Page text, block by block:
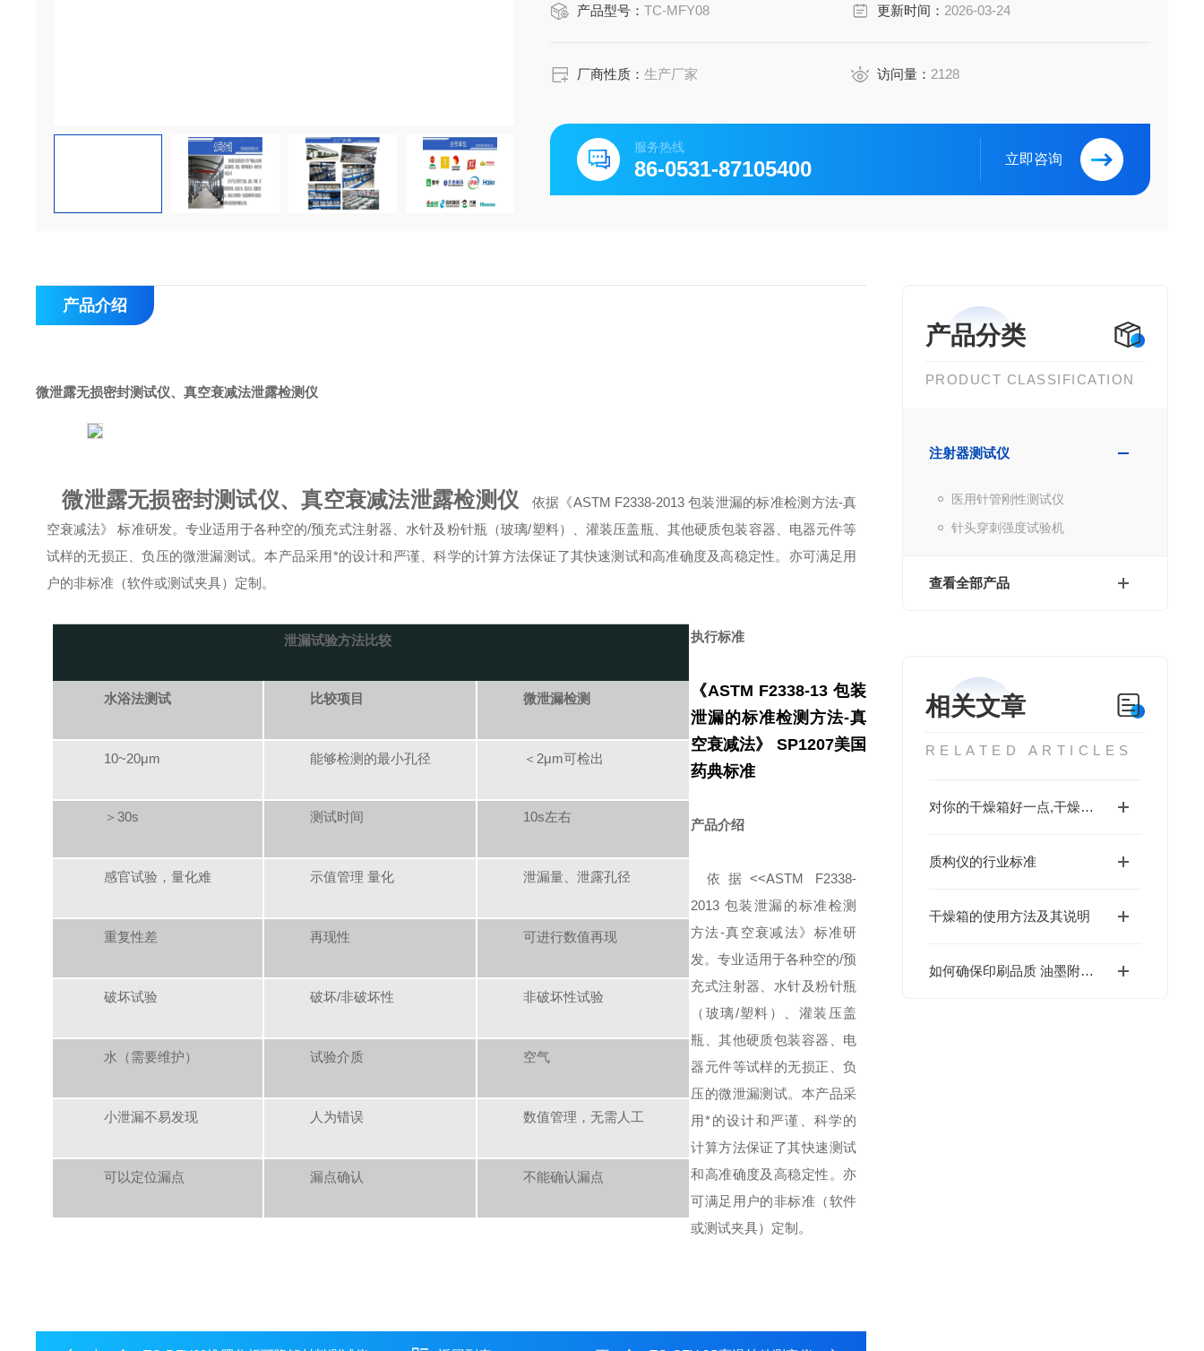
产品型号：TC-MFY08 更新时间： 2026-03-24
厂商性质：生产厂家 访问量： 2128
服务热线
86-0531-87105400 立即咨询
产品分类
PRODUCT CLASSIFICATION
注射器测试仪
医用针管刚性测试仪
针头穿刺强度试验机
查看全部产品
相关文章
RELATED ARTICLES
对你的干燥箱好一点,干燥箱的维护保养及注意事项
质构仪的行业标准
干燥箱的使用方法及其说明
如何确保印刷品质 油墨附着牢度快速检测
产品介绍
微泄露无损密封测试仪、真空衰减法泄露检测仪
微泄露无损密封测试仪、真空衰减法泄露检测仪
依据《ASTM F2338-2013 包装泄漏的标准检测方法-真
空衰减法》 标准研发。专业适用于各种空的/预充式注射器、水针及粉针瓶（玻璃/塑料）、灌装压盖瓶、其他硬质包装容器、电器元件等
试样的无损正、负压的微泄漏测试。本产品采用*的设计和严谨、科学的计算方法保证了其快速测试和高准确度及高稳定性。亦可满足用
户的非标准（软件或测试夹具）定制。
泄漏试验方法比较
水浴法测试 比较项目 微泄漏检测
10~20μm 能够检测的最小孔径 ＜2μm可检出
＞30s 测试时间 10s左右
感官试验，量化难 示值管理 量化 泄漏量、泄露孔径
重复性差 再现性 可进行数值再现
破坏试验 破坏/非破坏性 非破坏性试验
水（需要维护） 试验介质 空气
小泄漏不易发现 人为错误 数值管理，无需人工
可以定位漏点 漏点确认 不能确认漏点
执行标准
《ASTM F2338-13 包装
泄漏的标准检测方法-真
空衰减法》 SP1207美国
药典标准
产品介绍
依据<<ASTM F2338-
2013 包装泄漏的标准检测
方法-真空衰减法》 标准研
发。专业适用于各种空的/预
充式注射器、水针及粉针瓶
（玻璃/塑料）、灌装压盖
瓶、其他硬质包装容器、电
器元件等试样的无损正、负
压的微泄漏测试。本产品采
用*的设计和严谨、科学的
计算方法保证了其快速测试
和高准确度及高稳定性。亦
可满足用户的非标准（软件
或测试夹具）定制。